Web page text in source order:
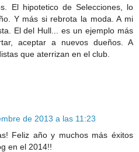
El hipotetico de Selecciones, lo
Y más si rebrota la moda. A mi
El del Hull... es un ejemplo más
aceptar a nuevos dueños. A
que aterrizan en el club.
de 2013 a las 11:23
Feliz año y muchos más éxitos
en el 2014!!